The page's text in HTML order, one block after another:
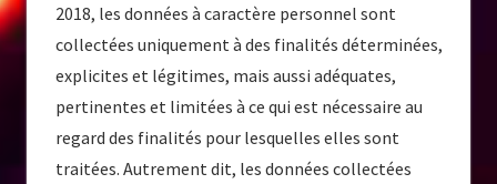
2018, les données à caractère personnel sont
collectées uniquement à des finalités déterminées,
explicites et légitimes, mais aussi adéquates,
pertinentes et limitées à ce qui est nécessaire au
regard des finalités pour lesquelles elles sont
traitées. Autrement dit, les données collectées